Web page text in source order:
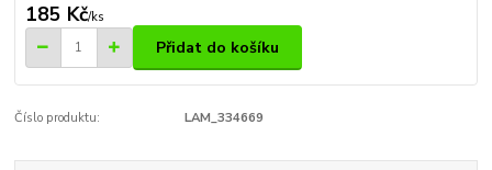
185 Kč/ks
Přidat do košíku
Číslo produktu: LAM_334669